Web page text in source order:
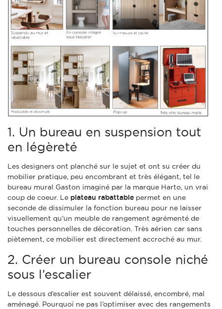
1. Un bureau en suspension tout
en légèreté
Les designers ont planché sur le sujet et ont su créer du
mobilier pratique, peu encombrant et très élégant, tel le
bureau mural Gaston imaginé par la marque Harto, un vrai
coup de coeur. Le plateau rabattable permet en une
seconde de dissimuler la fonction bureau pour ne laisser
visuellement qu’un meuble de rangement agrémenté de
touches personnelles de décoration. Très aérien car sans
piètement, ce mobilier est directement accroché au mur.
2. Créer un bureau console niché
sous l’escalier
Le dessous d’escalier est souvent délaissé, encombré, mal
aménagé. Pourquoi ne pas l’optimiser avec des rangements